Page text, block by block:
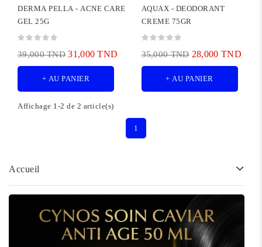
DERMA PELLA - ACNE CARE
GEL 25G
39,000 TND 31,000 TND
+ AU PANIER
AQUAX - DEODORANT
CREME 75GR
35,000 TND 28,000 TND
+ AU PANIER
Affichage 1-2 de 2 article(s)
1
Accueil